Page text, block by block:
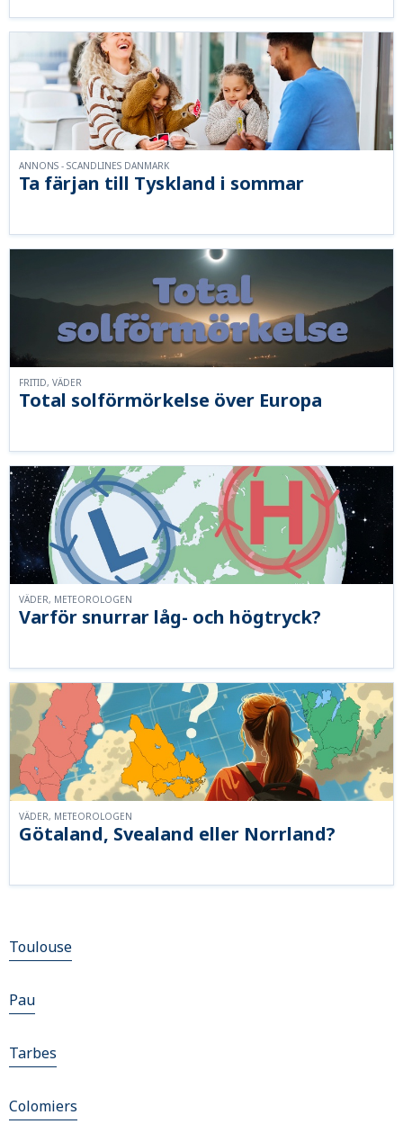
Ta färjan till Tyskland i sommar
ANNONS - SCANDLINES DANMARK
Total solförmörkelse över Europa
FRITID, VÄDER
Varför snurrar låg- och högtryck?
VÄDER, METEOROLOGEN
Götaland, Svealand eller Norrland?
VÄDER, METEOROLOGEN
Toulouse
Pau
Tarbes
Colomiers